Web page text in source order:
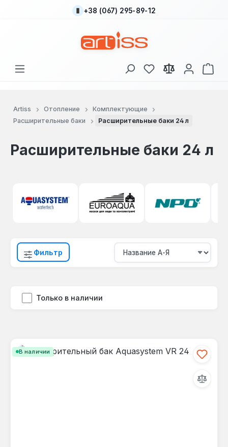
Перейти к основному содержанию
+38 (067) 295-89-12
У вас есть товары
В
Artiss Отопление
Комплектующие
Расширительные баки
Расширительные баки 24 л
Расширительные баки 24 л
Фильтр
Только в наличии
В наличии